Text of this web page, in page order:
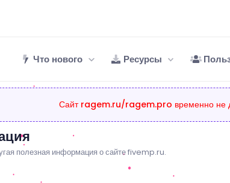
Что нового Ресурсы
Сайт ragem.ru/ragem.pro временно не
полезная информация о сайте fivemp.ru.